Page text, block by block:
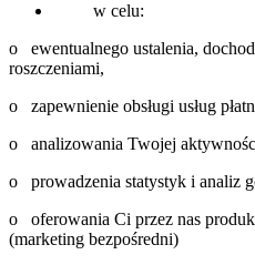
w celu:
o ewentualnego ustalenia,
roszczeniami,
o zapewnienie obsługi usług
o analizowania Twojej
o prowadzenia statystyk i analiz
o oferowania Ci przez nas
(marketing bezpośredni)